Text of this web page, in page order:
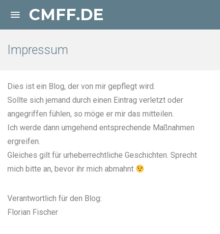
 CMFF.DE
Impressum
Dies ist ein Blog, der von mir gepflegt wird.
Sollte sich jemand durch einen Eintrag verletzt oder
angegriffen fühlen, so möge er mir das mitteilen.
Ich werde dann umgehend entsprechende Maßnahmen
ergreifen.
Gleiches gilt für urheberrechtliche Geschichten. Sprecht
mich bitte an, bevor ihr mich abmahnt
Verantwortlich für den Blog:
Florian Fischer